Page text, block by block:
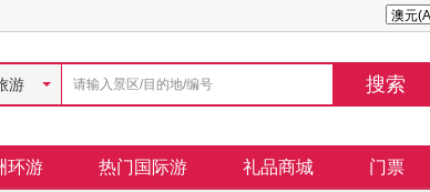
游
环游 热门国际游 礼品商城 门票